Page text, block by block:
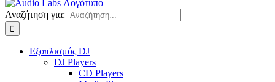
Αναζήτηση για:
Εξοπλισμός DJ
DJ Players
CD Players